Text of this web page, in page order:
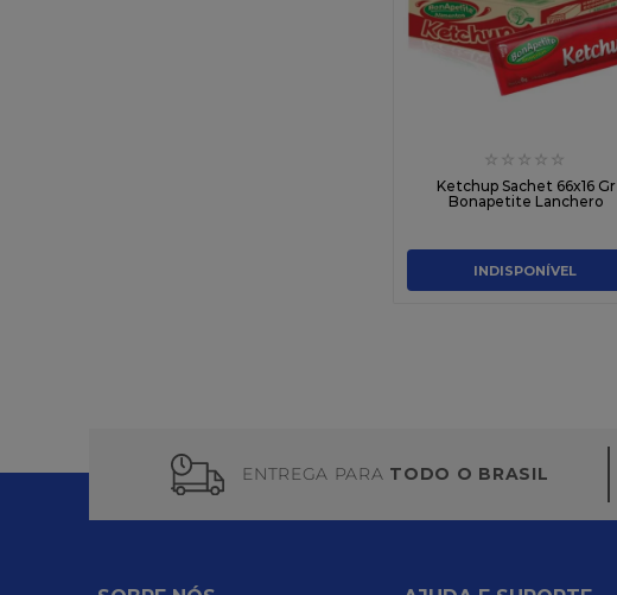
☆ ☆ ☆ ☆ ☆
Ketchup Sachet 66x16 Gr
Bonapetite Lanchero
INDISPONÍVEL
ENTREGA PARA TODO O BRASIL